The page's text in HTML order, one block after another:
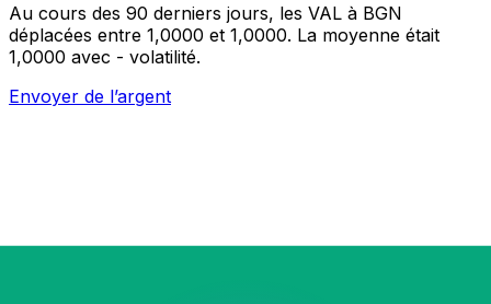
Au cours des 90 derniers jours, les VAL à BGN
déplacées entre 1,0000 et 1,0000. La moyenne était
1,0000 avec - volatilité.
Envoyer de l’argent
et la gestion de vos devises. Convertissez des devises,